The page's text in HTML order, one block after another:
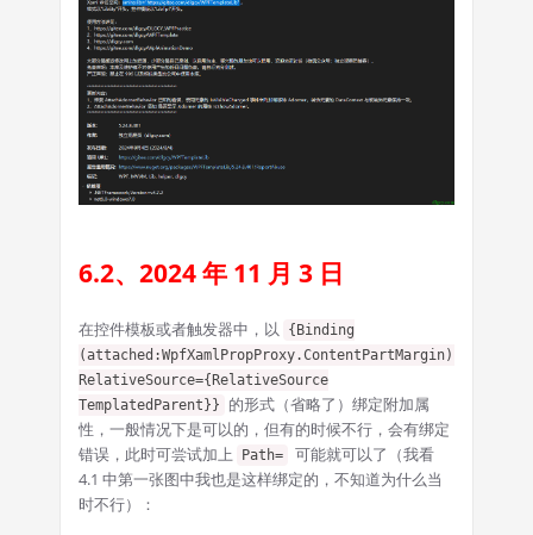
6.2、2024 年 11 月 3 日
在控件模板或者触发器中，以
{Binding
(attached:WpfXamlPropProxy.ContentPartMargin),
RelativeSource={RelativeSource
TemplatedParent}}
的形式（省略了）绑定附加属
性，一般情况下是可以的，但有的时候不行，会有绑定
错误，此时可尝试加上
Path=
可能就可以了（我看
4.1 中第一张图中我也是这样绑定的，不知道为什么当
时不行）：